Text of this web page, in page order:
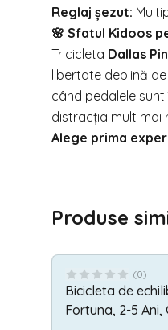
Reglaj șezut:
🌸 Sfatul Kidoos
Tricicleta Dallas
libertate deplină
când pedalele
distracția mult mai
Alege prima
Produse
(0)
Bicicleta de
Fortuna, 2-5 Ani,